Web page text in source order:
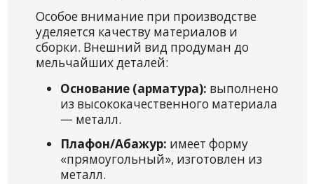
Особое внимание при производстве
уделяется качеству материалов и
сборки. Внешний вид продуман до
мельчайших деталей:
Основание (арматура): выполнено
из высококачественного материала
— металл.
Плафон/Абажур: имеет форму
«прямоугольный», изготовлен из
металл.